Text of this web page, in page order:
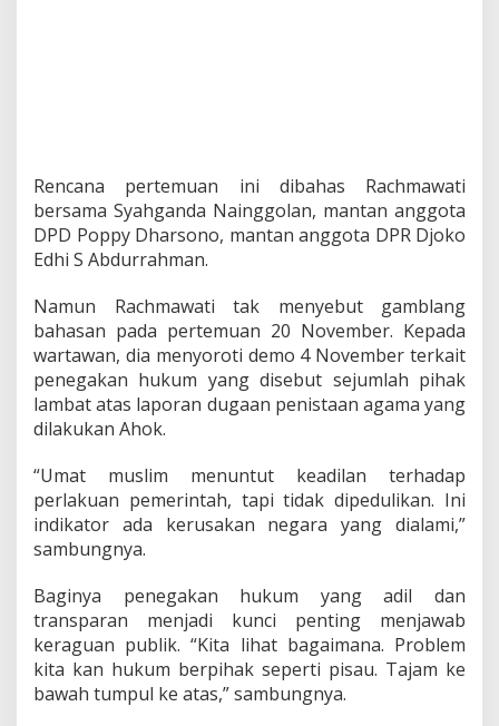
Rencana pertemuan ini dibahas Rachmawati
bersama Syahganda Nainggolan, mantan anggota
DPD Poppy Dharsono, mantan anggota DPR Djoko
Edhi S Abdurrahman.
Namun Rachmawati tak menyebut gamblang
bahasan pada pertemuan 20 November. Kepada
wartawan, dia menyoroti demo 4 November terkait
penegakan hukum yang disebut sejumlah pihak
lambat atas laporan dugaan penistaan agama yang
dilakukan Ahok.
“Umat muslim menuntut keadilan terhadap
perlakuan pemerintah, tapi tidak dipedulikan. Ini
indikator ada kerusakan negara yang dialami,”
sambungnya.
Baginya penegakan hukum yang adil dan
transparan menjadi kunci penting menjawab
keraguan publik. “Kita lihat bagaimana. Problem
kita kan hukum berpihak seperti pisau. Tajam ke
bawah tumpul ke atas,” sambungnya.